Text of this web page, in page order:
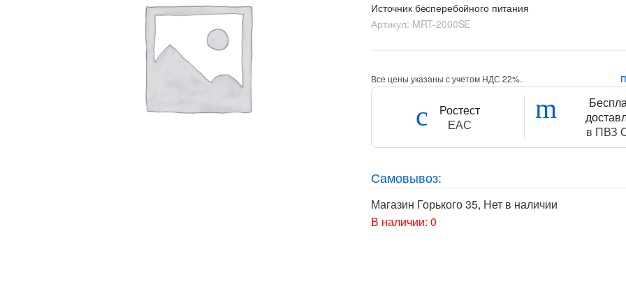
Источник бесперебойного питания
Артикул: MRT-2000SE
Все цены указаны с учетом НДС 22%.
Ростест
ЕАС
в ПВЗ
Самовывоз:
Магазин Горького 35, Нет в наличии
В наличии: 0